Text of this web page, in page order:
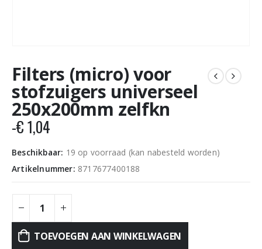
Filters (micro) voor
stofzuigers universeel
250x200mm zelfkn
-€1,04
Beschikbaar: 19 op voorraad (kan nabesteld worden)
Artikelnummer: 8717677400188
TOEVOEGEN AAN WINKELWAGEN